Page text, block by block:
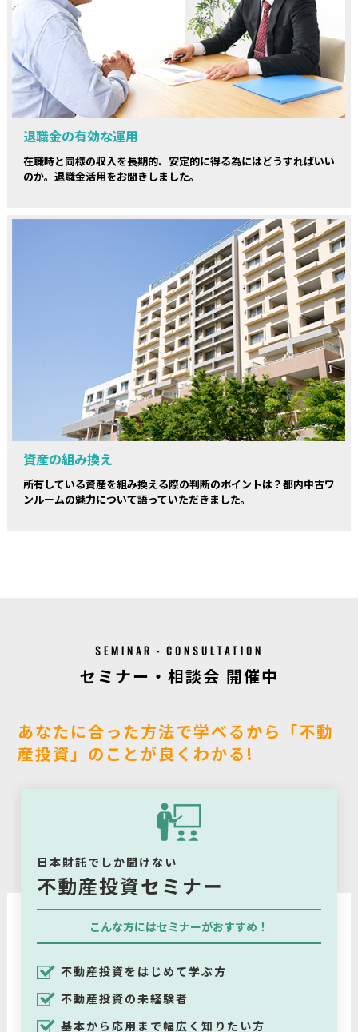
退職金の有効な運用
在職時と同様の収入を長期的、安定的に得る為にはどうすればいい
のか。退職金活用をお聞きしました。
資産の組み換え
所有している資産を組み換える際の判断のポイントは？都内中古ワ
ンルームの魅力について語っていただきました。
SEMINAR・CONSULTATION
セミナー・相談会 開催中
あなたに合った方法で学べるから「不動
産投資」のことが良くわかる!
日本財託でしか聞けない
不動産投資セミナー
こんな方にはセミナーがおすすめ！
不動産投資をはじめて学ぶ方
不動産投資の未経験者
基本から応用まで幅広く知りたい方